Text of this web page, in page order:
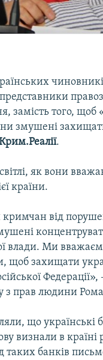
замість того,
змушені
.
як вони
країни.
від
влади. Ми
щоб захищати
з прав людини
що українські
визнали в
банків